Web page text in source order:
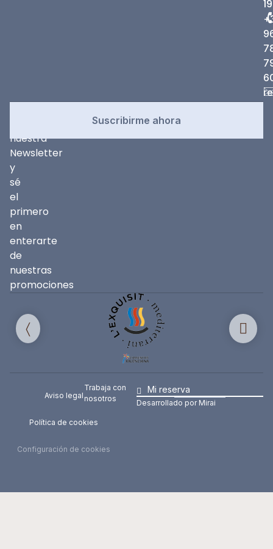
19
Newsletter
nuestra
Newsletter
y
sé
el
primero
en
enterarte
de
nuestras
promociones
Suscribirme ahora
Aviso legal
Política de cookies
Configuración de cookies
Trabaja con
nosotros
Mi reserva
Desarrollado por Mirai